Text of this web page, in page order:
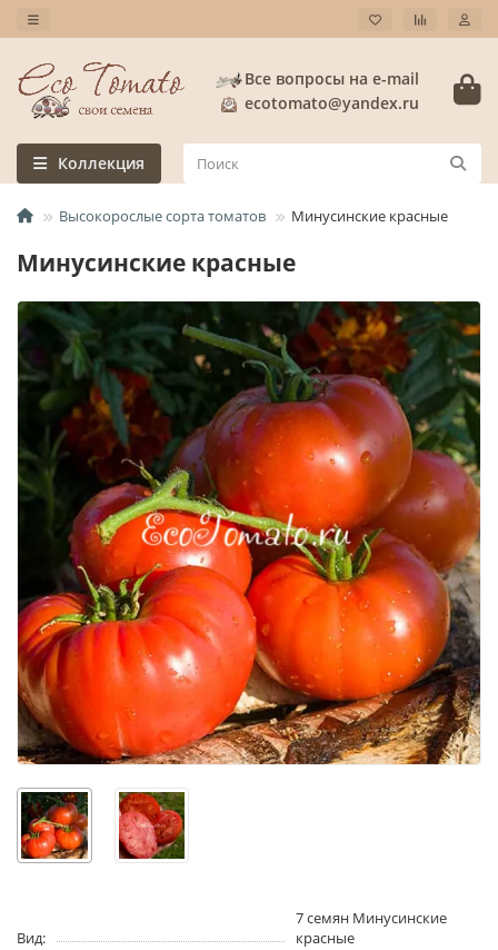
Все вопросы на e-mail
ecotomato@yandex.ru
Коллекция
Высокорослые сорта томатов Минусинские красные
Минусинские красные
Вид:
7 семян Минусинские
красные